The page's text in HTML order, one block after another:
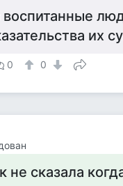
воспитанные
их
0 0
не сказала